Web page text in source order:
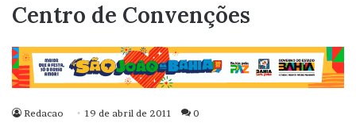
Centro de Convenções
Redacao 19 de abril de 2011 0